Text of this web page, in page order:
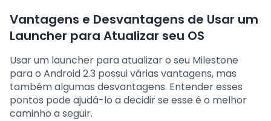
Vantagens e Desvantagens de Usar um
Launcher para Atualizar seu OS
Usar um launcher para atualizar o seu Milestone
para o Android 2.3 possui várias vantagens, mas
também algumas desvantagens. Entender esses
pontos pode ajudá-lo a decidir se esse é o melhor
caminho a seguir.